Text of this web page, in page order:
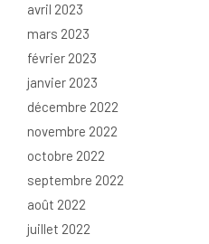
avril 2023
mars 2023
février 2023
janvier 2023
décembre 2022
novembre 2022
octobre 2022
septembre 2022
août 2022
juillet 2022